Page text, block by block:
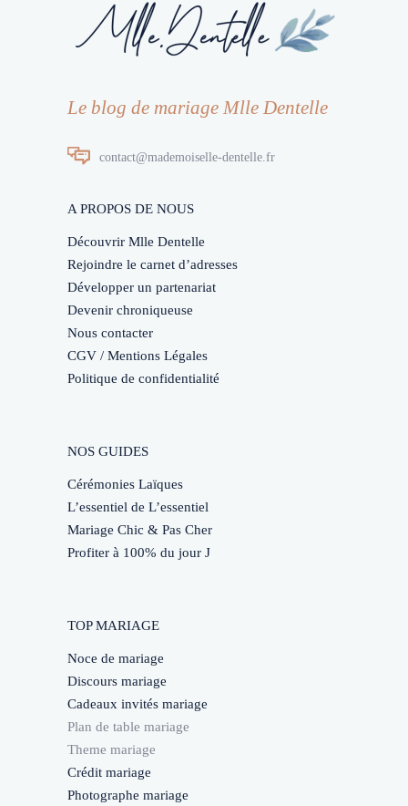
Le blog de mariage Mlle Dentelle
contact@mademoiselle-dentelle.fr
A PROPOS DE NOUS
Découvrir Mlle Dentelle
Rejoindre le carnet d’adresses
Développer un partenariat
Devenir chroniqueuse
Nous contacter
CGV / Mentions Légales
Politique de confidentialité
NOS GUIDES
Cérémonies Laïques
L’essentiel de L’essentiel
Mariage Chic & Pas Cher
Profiter à 100% du jour J
TOP MARIAGE
Noce de mariage
Discours mariage
Cadeaux invités mariage
Plan de table mariage
Theme mariage
Crédit mariage
Photographe mariage